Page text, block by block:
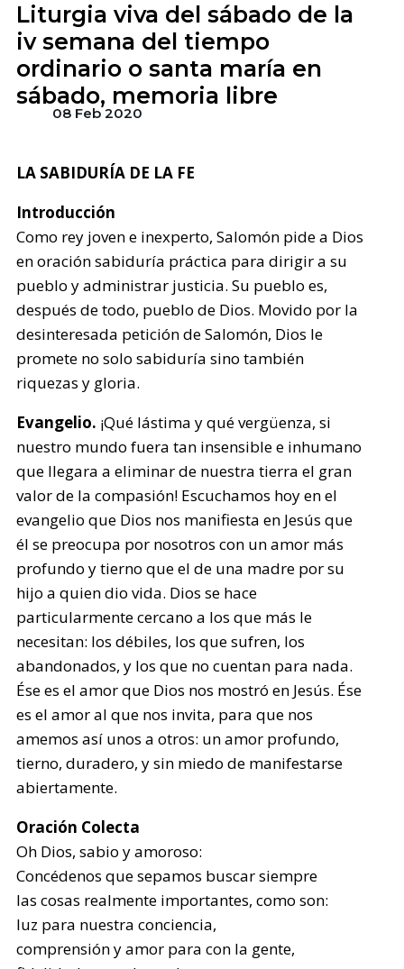
Liturgia viva del sábado de la
iv semana del tiempo
ordinario o santa maría en
sábado, memoria libre
08 Feb 2020
LA SABIDURÍA DE LA FE
Introducción
Como rey joven e inexperto, Salomón pide a Dios
en oración sabiduría práctica para dirigir a su
pueblo y administrar justicia. Su pueblo es,
después de todo, pueblo de Dios. Movido por la
desinteresada petición de Salomón, Dios le
promete no solo sabiduría sino también
riquezas y gloria.
Evangelio. ¡Qué lástima y qué vergüenza, si
nuestro mundo fuera tan insensible e inhumano
que llegara a eliminar de nuestra tierra el gran
valor de la compasión! Escuchamos hoy en el
evangelio que Dios nos manifiesta en Jesús que
él se preocupa por nosotros con un amor más
profundo y tierno que el de una madre por su
hijo a quien dio vida. Dios se hace
particularmente cercano a los que más le
necesitan: los débiles, los que sufren, los
abandonados, y los que no cuentan para nada.
Ése es el amor que Dios nos mostró en Jesús. Ése
es el amor al que nos invita, para que nos
amemos así unos a otros: un amor profundo,
tierno, duradero, y sin miedo de manifestarse
abiertamente.
Oración Colecta
Oh Dios, sabio y amoroso:
Concédenos que sepamos buscar siempre
las cosas realmente importantes, como son:
luz para nuestra conciencia,
comprensión y amor para con la gente,